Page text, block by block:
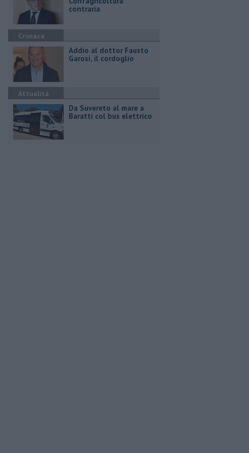
contraria
Cronaca
Addio al dottor Fausto
Garosi, il cordoglio
Attualità
Da Suvereto al mare a
Baratti col bus elettrico